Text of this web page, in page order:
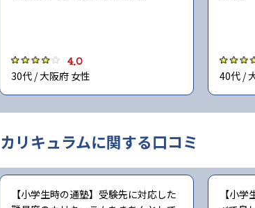
4.0
30代 / 大阪府 女性
40代 /
カリキュラムに関する口コミ
【小学生時の通塾】受験先に対応した
【小